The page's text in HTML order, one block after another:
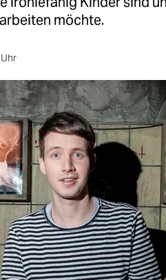
möchte.